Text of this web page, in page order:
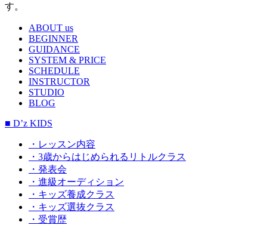
す。
ABOUT us
BEGINNER
GUIDANCE
SYSTEM & PRICE
SCHEDULE
INSTRUCTOR
STUDIO
BLOG
■ D’z KIDS
・レッスン内容
・3歳からはじめられるリトルクラス
・発表会
・進級オーディション
・キッズ養成クラス
・キッズ選抜クラス
・受賞歴